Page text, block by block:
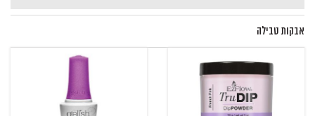
אבקות טבילה